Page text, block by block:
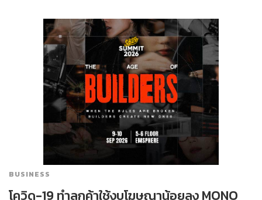
BUSINESS
โควิด-19 ทำลูกค้าใช้งบโฆษณาน้อยลง MONO